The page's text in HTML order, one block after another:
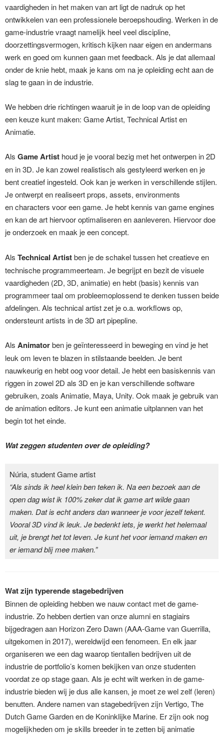
vaardigheden in het maken van art ligt de nadruk op het
ontwikkelen van een professionele beroepshouding. Werken in de
game-industrie vraagt namelijk heel veel discipline,
doorzettingsvermogen, kritisch kijken naar eigen en andermans
werk en goed om kunnen gaan met feedback. Als je dat allemaal
onder de knie hebt, maak je kans om na je opleiding echt aan de
slag te gaan in de industrie.
We hebben drie richtingen waaruit je in de loop van de opleiding
een keuze kunt maken: Game Artist, Technical Artist en
Animatie.
Als Game Artist houd je je vooral bezig met het ontwerpen in 2D
en in 3D. Je kan zowel realistisch als gestyleerd werken en je
bent creatief ingesteld. Ook kan je werken in verschillende stijlen.
Je ontwerpt en realiseert props, assets, environments
en characters voor een game. Je hebt kennis van game engines
en kan de art hiervoor optimaliseren en aanleveren. Hiervoor doe
je onderzoek en maak je een concept.
Als Technical Artistben je de schakel tussen het creatieve en
technische programmeerteam. Je begrijpt en bezit de visuele
vaardigheden (2D, 3D, animatie) en hebt (basis) kennis van
programmeer taal om probleemoplossend te denken tussen beide
afdelingen. Als technical artist zet je o.a. workflows op,
ondersteunt artists in de 3D art pipepline.
Als Animatorben je geïnteresseerd in beweging en vind je het
leuk om leven te blazen in stilstaande beelden. Je bent
nauwkeurig en hebt oog voor detail. Je hebt een basiskennis van
riggen in zowel 2D als 3D en je kan verschillende software
gebruiken, zoals Animatie, Maya, Unity. Ook maak je gebruik van
de animation editors. Je kunt een animatie uitplannen van het
begin tot het einde.
Wat zeggen studenten over de opleiding?
Núria, student Game artist
“Als sinds ik heel klein ben teken ik. Na een bezoek aan de
open dag wist ik 100% zeker dat ik game art wilde gaan
maken. Dat is echt anders dan wanneer je voor jezelf tekent.
Vooral 3D vind ik leuk. Je bedenkt iets, je werkt het helemaal
uit, je brengt het tot leven. Je kunt het voor iemand maken en
er iemand blij mee maken.”
Wat zijn typerende stagebedrijven
Binnen de opleiding hebben we nauw contact met de game-
industrie. Zo hebben dertien van onze alumni en stagiairs
bijgedragen aan Horizon Zero Dawn (AAA-Game van Guerrilla,
uitgekomen in 2017), wereldwijd een fenomeen. En elk jaar
organiseren we een dag waarop tientallen bedrijven uit de
industrie de portfolio’s komen bekijken van onze studenten
voordat ze op stage gaan. Als je echt wilt werken in de game-
industrie bieden wij je dus alle kansen, je moet ze wel zelf (leren)
benutten. Andere namen van stagebedrijven zijn Vertigo, The
Dutch Game Garden en de Koninklijke Marine. Er zijn ook nog
mogelijkheden om je skills breeder in te zetten bij animatie